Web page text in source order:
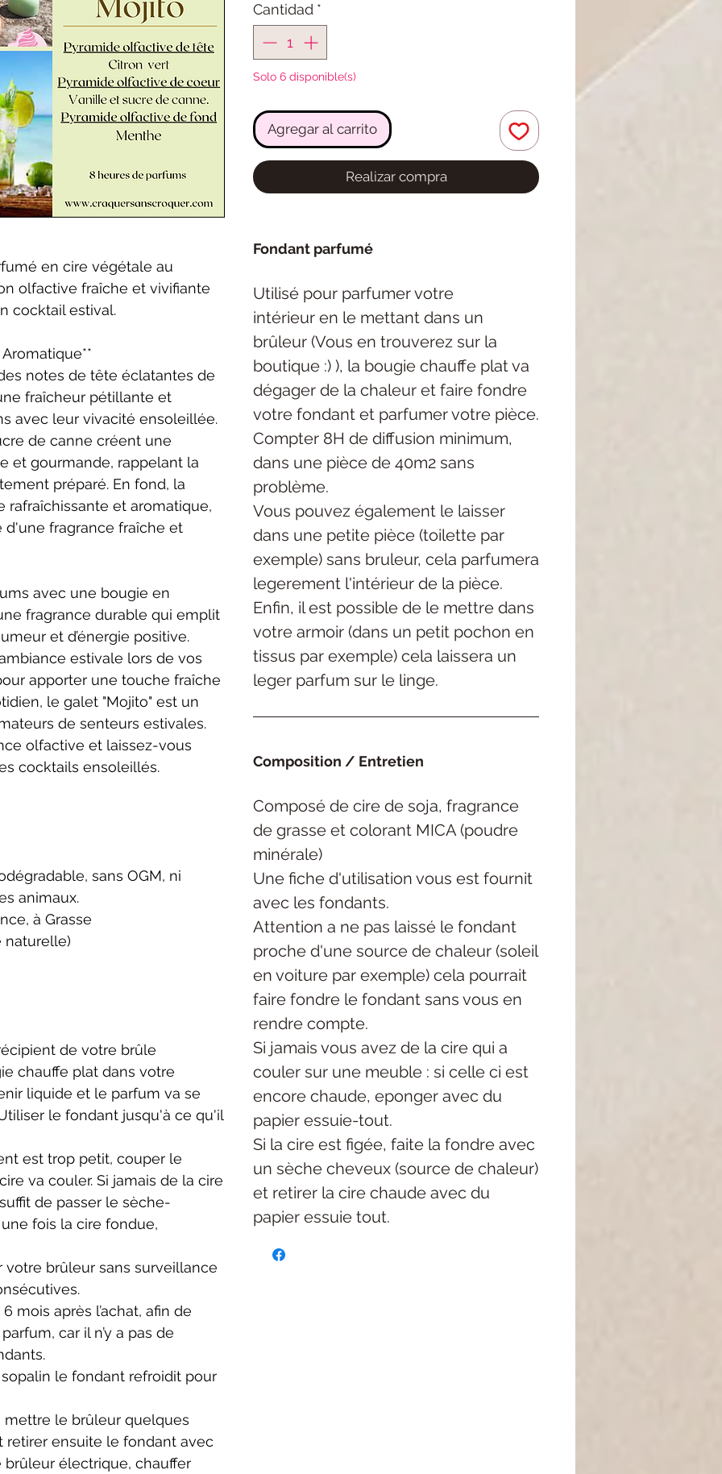
en cire végétale au
olfactive fraîche et vivifiante
cocktail estival.
notes de tête éclatantes de
fraîcheur pétillante et
avec leur vivacité ensoleillée.
de canne créent une
et gourmande, rappelant la
préparé. En fond, la
et aromatique,
fragrance fraîche et
avec une bougie en
fragrance durable qui emplit
et d’énergie positive.
estivale lors de vos
apporter une touche fraîche
le galet "Mojito" est un
de senteurs estivales.
olfactive et laissez-vous
cocktails ensoleillés.
sans OGM, ni
animaux.
à Grasse
naturelle)
de votre brûle
chauffe plat dans votre
liquide et le parfum va se
le fondant jusqu'à ce qu'il
est trop petit, couper le
va couler. Si jamais de la cire
de passer le sèche-
fois la cire fondue,
votre brûleur sans surveillance
mois après l’achat, afin de
car il n’y a pas de
sopalin le fondant refroidit pour
mettre le brûleur quelques
ensuite le fondant avec
électrique, chauffer
Cantidad *
Solo 6 disponible(s)
Agregar al carrito
Realizar compra
Fondant parfumé
Utilisé pour parfumer votre
intérieur en le mettant dans un
brûleur (Vous en trouverez sur la
boutique :) ), la bougie chauffe plat va
dégager de la chaleur et faire fondre
votre fondant et parfumer votre pièce.
Compter 8H de diffusion minimum,
dans une pièce de 40m2 sans
problème.
Vous pouvez également le laisser
dans une petite pièce (toilette par
exemple) sans bruleur, cela parfumera
legerement l'intérieur de la pièce.
Enfin, il est possible de le mettre dans
votre armoir (dans un petit pochon en
tissus par exemple) cela laissera un
leger parfum sur le linge.
Composition / Entretien
Composé de cire de soja, fragrance
de grasse et colorant MICA (poudre
minérale)
Une fiche d'utilisation vous est fournit
avec les fondants.
Attention a ne pas laissé le fondant
proche d'une source de chaleur (soleil
en voiture par exemple) cela pourrait
faire fondre le fondant sans vous en
rendre compte.
Si jamais vous avez de la cire qui a
couler sur une meuble : si celle ci est
encore chaude, eponger avec du
papier essuie-tout.
Si la cire est figée, faite la fondre avec
un sèche cheveux (source de chaleur)
et retirer la cire chaude avec du
papier essuie tout.